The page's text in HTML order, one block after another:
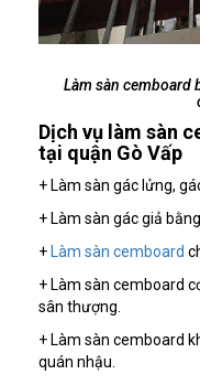
Làm sàn cemboard
Dịch vụ làm sàn
tại quận Gò Vấp
+ Làm sàn gác lửng,
+ Làm sàn gác giả
+
Làm sàn cemboard
+ Làm sàn cemboard
sân thượng.
+ Làm sàn cemboard
quán nhậu.